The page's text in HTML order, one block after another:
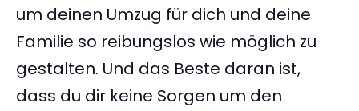
um deinen Umzug für dich und deine
Familie so reibungslos wie möglich zu
gestalten. Und das Beste daran ist,
dass du dir keine Sorgen um den